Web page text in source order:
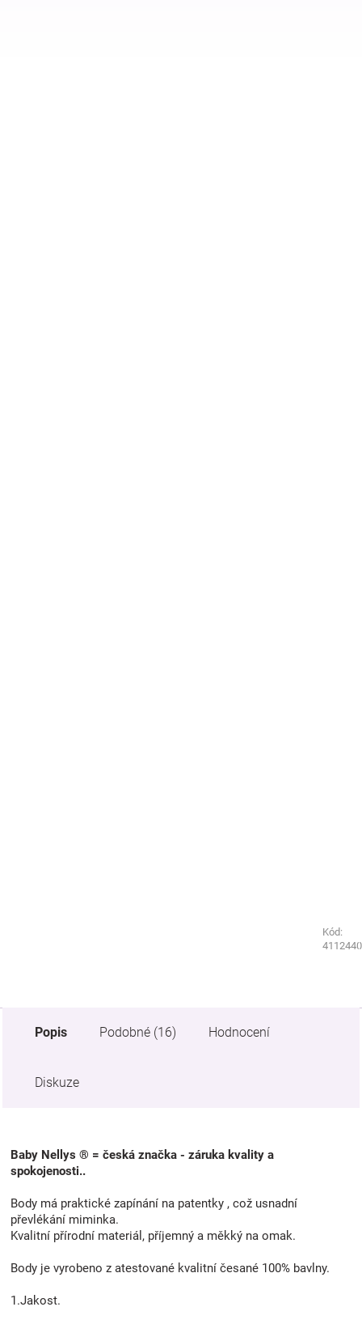
Kód:
Kód:
Popis Podobné (16) Hodnocení
Diskuze
Baby Nellys ® = česká značka - záruka kvality a
spokojenosti..
Body má praktické zapínání na patentky , což usnadní
převlékání miminka.
Kvalitní přírodní materiál, příjemný a měkký na omak.
Body je vyrobeno z atestované kvalitní česané 100% bavlny.
1.Jakost.